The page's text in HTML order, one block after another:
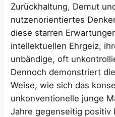
Zurückhaltung, Demut
nutzenorientiertes
diese starren
intellektuellen Ehrgeiz,
unbändige, oft
Dennoch demonstriert
Weise, wie sich das
unkonventionelle junge
Jahre gegenseitig positiv